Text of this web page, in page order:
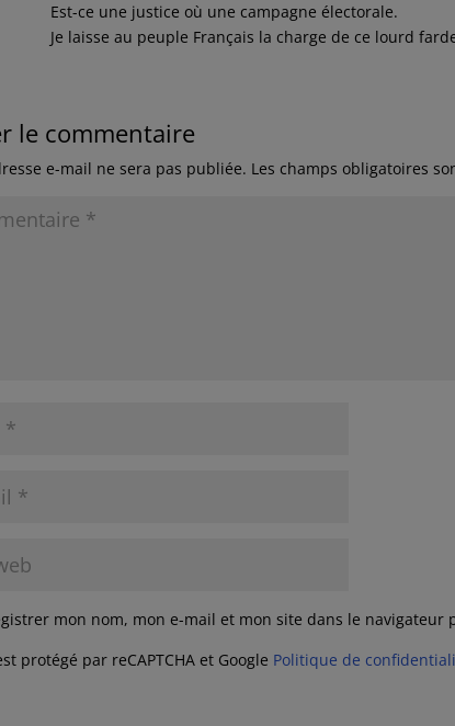
Est-ce une justice où une campagne électorale.
Je laisse au peuple Français la charge de ce lourd
le commentaire
e-mail ne sera pas publiée. Les champs obligatoires
mon nom, mon e-mail et mon site dans le navigateur
protégé par reCAPTCHA et Google Politique de